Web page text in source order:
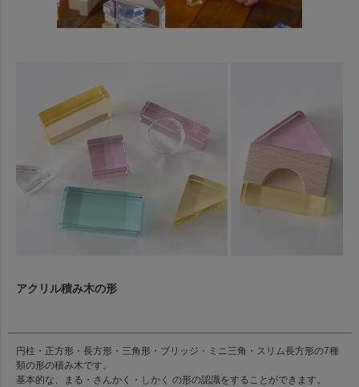
アクリル積み木の形
円柱・正方形・長方形・三角形・ブリッジ・ミニ三角・スリム長方形の7種
類の形の積み木です。
基本的な、まる・さんかく・しかく の形の認識をすることができます。